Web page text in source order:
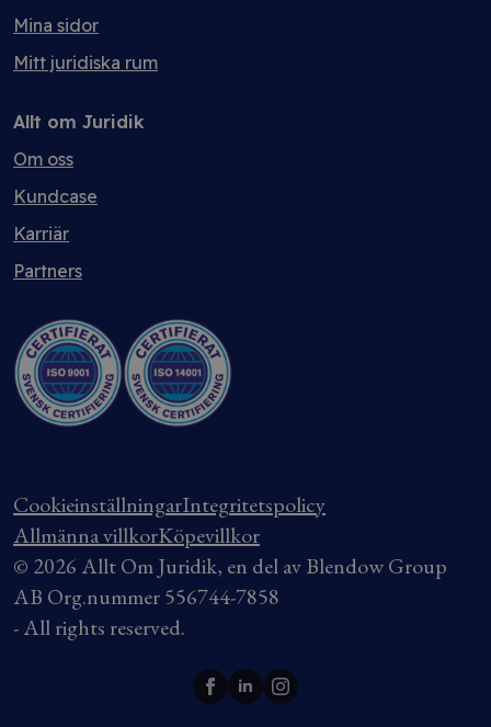
Mina sidor
Mitt juridiska rum
Allt om Juridik
Om oss
Kundcase
Karriär
Partners
CookieinställningarIntegritetspolicy
Allmänna villkorKöpevillkor
© 2026 Allt Om Juridik, en del av Blendow Group
AB Org.nummer 556744-7858
- All rights reserved.